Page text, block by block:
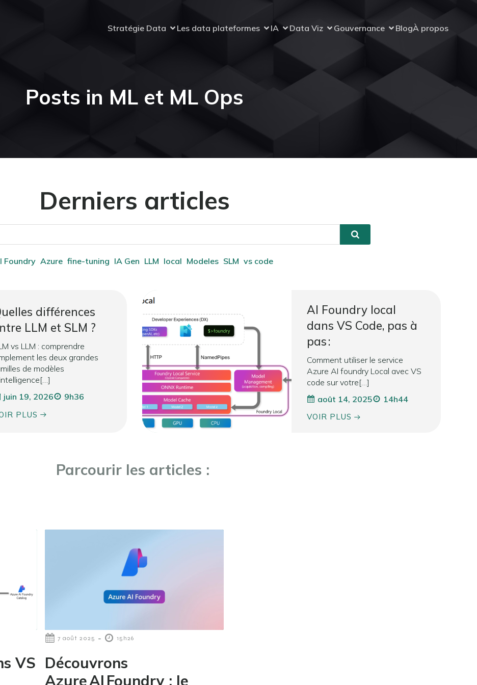
Stratégie Data Les data plateformes IA Data Viz Gouvernance BlogÀ propos
Posts in ML et ML Ops
Derniers articles
Foundry Azure fine-tuning IA Gen LLM local Modeles SLM vs code
différences
LLM et SLM ?
vs LLM : comprendre
les deux grandes
de modèles
juin 19, 2026
9h36
PLUS
AI Foundry local
dans VS Code, pas à
pas :
Comment utiliser le service
Azure AI foundry Local avec VS
code sur votre[…]
août 14, 2025
14h44
VOIR PLUS
Parcourir les articles :
VS
7 août 2025 - 15h26
Découvrons
Azure AI Foundry : le